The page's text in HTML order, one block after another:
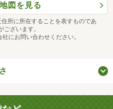
図を見る
所に所在することを表すものであ
ざいます。
にお問い合わせください。